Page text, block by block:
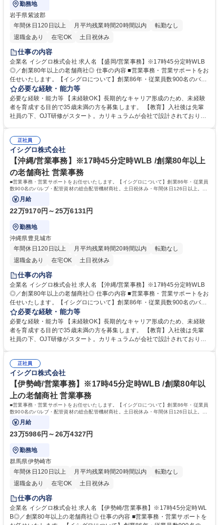
勤務地
岩手県紫波郡
年間休日120日以上
月平均残業時間20時間以内
転勤なし
退職金あり
在宅OK 土日祝休み
仕事の内容
企業名 イシグロ株式会社 求人名 【盛岡/営業事務】※17時45分定時WLB
◎／創業80年以上の老舗商社◎ 仕事の内容 ■営業事務・営業サポートをお
任せいたします。【イシグロについて】創業86年・従業員数900名のバル
ブ・配管資材の総合配管機材商社。土日祝休み・年間休日126日以上。長
期的就業ができる環境です。 【業務詳細】 ■受発注業務：社内システムを
使用し、電話/FAX/メールでの依頼を処理 ■見積書作成：顧客ニーズに合わ
せた正確な書類作成 ■営業サポート：電話応対や資料作成を通じた部門支
必要な経験・能力等
必要な経験・能力等 【未経験OK】長期的なキャリア形成のため、未経験
者を育成する目的で35歳未満の方を募集します。 【教育】入社後は先輩
社員の下、OJT研修がスタート。カリキュラムが会社で設計されており、
力】安定した経営・事業基盤のある会社で長く勤められる環境、転勤な
し、月平均残業時間14時間とワークライフバランス実現できます。 学
歴・資格 学歴：大学院 大学 高専 短大 専修学校 高校 語学力： 資格：
正社員
イシグロ株式会社
【沖縄/営業事務】※17時45分定時WLB /創業80年以上
の老舗商社 営業事務
■営業事務・営業サポートをお任せいたします。【イシグロについて】創業86年・従業員
数900名のバルブ・配管資材の総合配管機材商社。土日祝休み・年間休日126日以上。長
期的就業ができる環境です。
月給
22万9170円～25万6131円
勤務地
沖縄県豊見城市
年間休日120日以上
月平均残業時間20時間以内
転勤なし
退職金あり
在宅OK 土日祝休み
仕事の内容
企業名 イシグロ株式会社 求人名 【沖縄/営業事務】※17時45分定時WLB
◎／創業80年以上の老舗商社◎ 仕事の内容 ■営業事務・営業サポートをお
任せいたします。【イシグロについて】創業86年・従業員数900名のバル
ブ・配管資材の総合配管機材商社。土日祝休み・年間休日126日以上。長
期的就業ができる環境です。 【業務詳細】 ■受発注業務：社内システムを
使用し、電話/FAX/メールでの依頼を処理 ■見積書作成：顧客ニーズに合わ
せた正確な書類作成 ■営業サポート：電話応対や資料作成を通じた部門支
必要な経験・能力等
必要な経験・能力等 【未経験OK】長期的なキャリア形成のため、未経験
者を育成する目的で35歳未満の方を募集します。 【教育】入社後は先輩
社員の下、OJT研修がスタート。カリキュラムが会社で設計されており、
力】安定した経営・事業基盤のある会社で長く勤められる環境、転勤な
し、月平均残業時間14時間とワークライフバランス実現できます。 学
歴・資格 学歴：大学院 大学 高専 短大 専修学校 高校 語学力： 資格：
正社員
イシグロ株式会社
【伊勢崎/営業事務】※17時45分定時WLB /創業80年以
上の老舗商社 営業事務
■営業事務・営業サポートをお任せいたします。【イシグロについて】創業86年・従業員
数900名のバルブ・配管資材の総合配管機材商社。土日祝休み・年間休日126日以上。長
期的就業ができる環境です。
月給
23万5986円～26万4327円
勤務地
群馬県伊勢崎市
年間休日120日以上
月平均残業時間20時間以内
転勤なし
退職金あり
在宅OK 土日祝休み
仕事の内容
企業名 イシグロ株式会社 求人名 【伊勢崎/営業事務】※17時45分定時WL
B◎／創業80年以上の老舗商社◎ 仕事の内容 ■営業事務・営業サポートを